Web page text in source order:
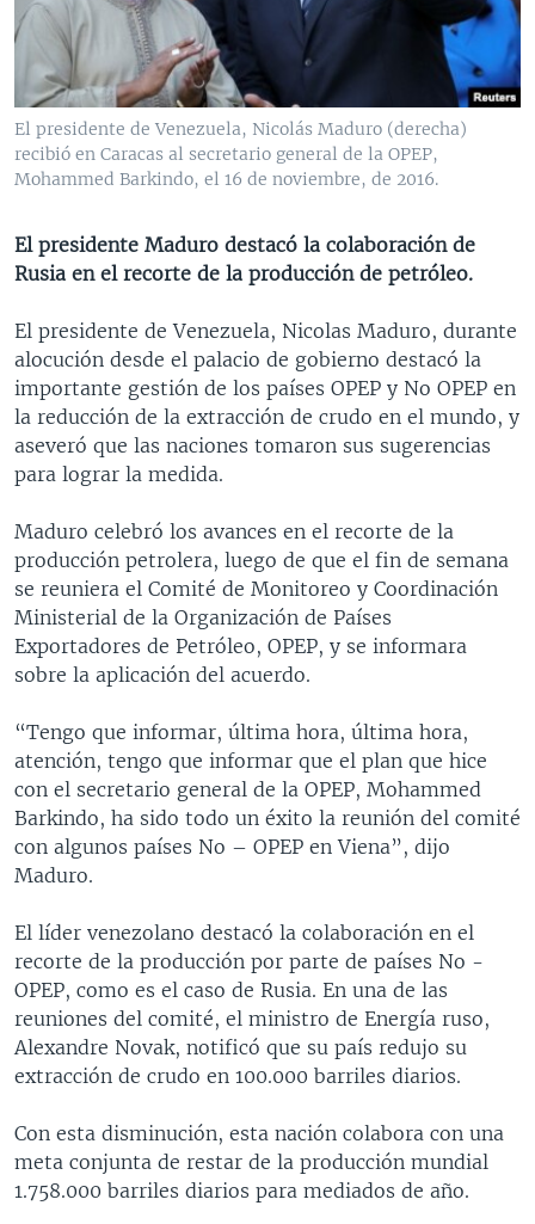
VENEZUELA
BRASIL
NICARAGUA
ECONOMÍA
ENTRETENIMIENTO Y CULTURA
TECNOLOGÍA
DEPORTES
MULTIMEDIA
VIDEOS
FOTOGRAFÍA
AUDIOS
PROGRAMAS TV
EL MUNDO AL DÍA
FORO INTERAMERICANO
LAS CLAVES
PANORAMA
RADIO
AVANCE INFORMATIVO
BUENOS DÍAS AMÉRICA
ESTADOS UNIDOS AL DÍA
EL MUNDO AL DÍA [RADIO]
FORO [RADIO]
DEPORTIVO INTERNACIONAL
NOTA ECONÓMICA
DIRECT
DOCUMENTALES DE LA VOA
Learning English
SÍGANOS
Idiomas
El presidente de Venezuela, Nicolás Maduro (derecha)
recibió en Caracas al secretario general de la OPEP,
Mohammed Barkindo, el 16 de noviembre, de 2016.
El presidente Maduro destacó la colaboración de
Rusia en el recorte de la producción de petróleo.
El presidente de Venezuela, Nicolas Maduro, durante
alocución desde el palacio de gobierno destacó la
importante gestión de los países OPEP y No OPEP en
la reducción de la extracción de crudo en el mundo, y
aseveró que las naciones tomaron sus sugerencias
para lograr la medida.
Maduro celebró los avances en el recorte de la
producción petrolera, luego de que el fin de semana
se reuniera el Comité de Monitoreo y Coordinación
Ministerial de la Organización de Países
Exportadores de Petróleo, OPEP, y se informara
sobre la aplicación del acuerdo.
“Tengo que informar, última hora, última hora,
atención, tengo que informar que el plan que hice
con el secretario general de la OPEP, Mohammed
Barkindo, ha sido todo un éxito la reunión del comité
con algunos países No – OPEP en Viena”, dijo
Maduro.
El líder venezolano destacó la colaboración en el
recorte de la producción por parte de países No -
OPEP, como es el caso de Rusia. En una de las
reuniones del comité, el ministro de Energía ruso,
Alexandre Novak, notificó que su país redujo su
extracción de crudo en 100.000 barriles diarios.
Con esta disminución, esta nación colabora con una
meta conjunta de restar de la producción mundial
1.758.000 barriles diarios para mediados de año.